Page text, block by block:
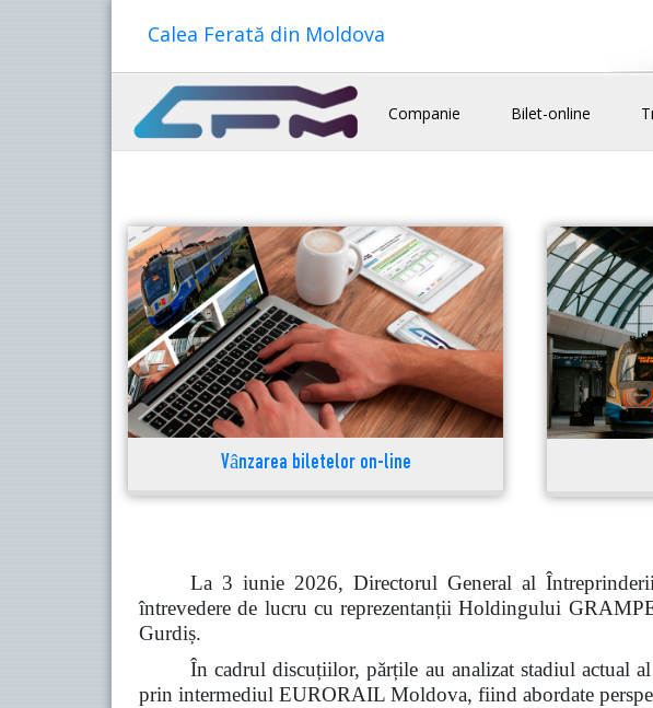
Calea Ferată din Moldova
Companie Bilet-online
Vânzarea biletelor on-line
La 3 iunie 2026, Directorul General al
întrevedere de lucru cu reprezentanții Holdingului
Gurdiș.
În cadrul discuțiilor, părțile au analizat stadiul
prin intermediul EURORAIL Moldova, fiind abordate